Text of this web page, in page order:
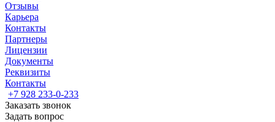
Отзывы
Карьера
Контакты
Партнеры
Лицензии
Документы
Реквизиты
Контакты
+7 928 233-0-233
Заказать звонок
Задать вопрос